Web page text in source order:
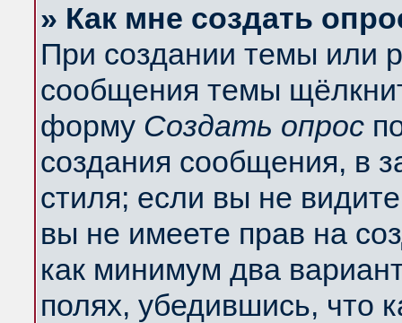
» Как мне создать
При создании темы или
сообщения темы
форму Создать опрос
создания сообщения, в
стиля; если вы не
вы не имеете прав на
как минимум два
полях, убедившись, что